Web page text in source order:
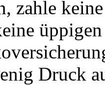
zahle
Druck